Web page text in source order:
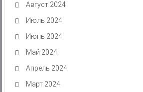
Август 2024
Июль 2024
Июнь 2024
Май 2024
Апрель 2024
Март 2024